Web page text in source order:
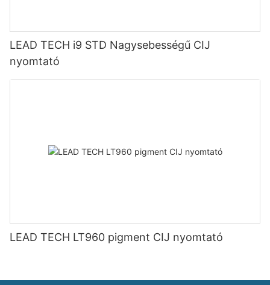
LEAD TECH i9 STD Nagysebességű CIJ
nyomtató
LEAD TECH LT960 pigment CIJ nyomtató